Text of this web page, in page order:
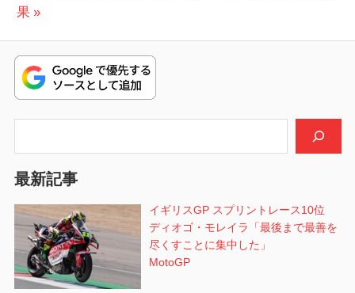
ナ
ビ
ゲ
ー
ン
稿:
の
稿:
果
最新記事
イギリスGP スプリントレース10位
ディオゴ・モレイラ「最後まで最善を
尽くすことに集中した」
MotoGP